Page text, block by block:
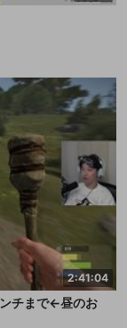
2:41:04
チまで←昼のお